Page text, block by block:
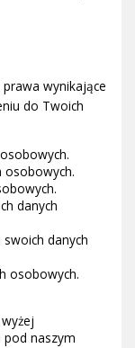
prawa wynikające
do Twoich
osobowych.
danych
danych
osobowych.
naszym